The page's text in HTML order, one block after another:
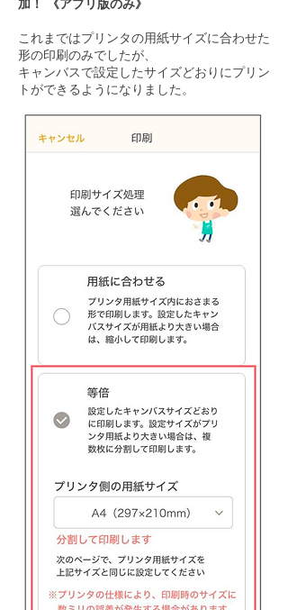
加！ 《アプリ版のみ》
これまではプリンタの用紙サイズに合わせた
形の印刷のみでしたが、
キャンバスで設定したサイズどおりにプリン
トができるようになりました。